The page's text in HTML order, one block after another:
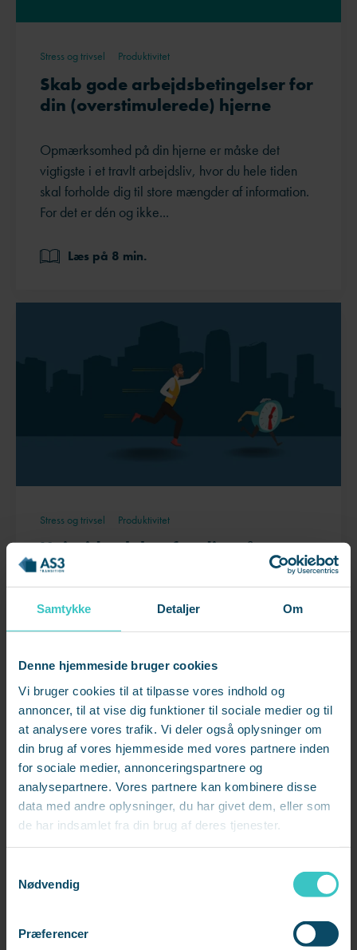
Samtykke Detaljer Om
Denne hjemmeside bruger cookies
Vi bruger cookies til at tilpasse vores indhold og
annoncer, til at vise dig funktioner til sociale medier og til
at analysere vores trafik. Vi deler også oplysninger om
din brug af vores hjemmeside med vores partnere inden
for sociale medier, annonceringspartnere og
analysepartnere. Vores partnere kan kombinere disse
data med andre oplysninger, du har givet dem, eller som
de har indsamlet fra din brug af deres tjenester.
Nødvendig
Præferencer
Stress og trivsel Produktivitet
Skab gode arbejdsbetingelser for
din (overstimulerede) hjerne
Opmærksomhed på din hjerne er måske det
vigtigste i et travlt arbejdsliv, hvor du hele tiden
skal forholde dig til store mængder af information.
For det er dén og ikke...
Læs på 8 min.
Stress og trivsel Produktivitet
Hvis tiden løber fra dig, så tag
den tilbage med Timeblocking
Nysgerrig på, hvordan du udnytter vores mest
knappe og dyrebare ressource bedst? Lær at
endelig at nå omkring dét, der...
Læs på 8 min.